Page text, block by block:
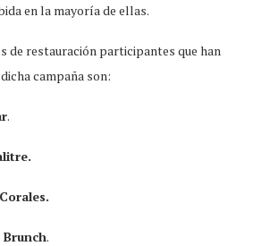
en la mayoría de ellas.
de restauración participantes que han
campaña son:
.
.